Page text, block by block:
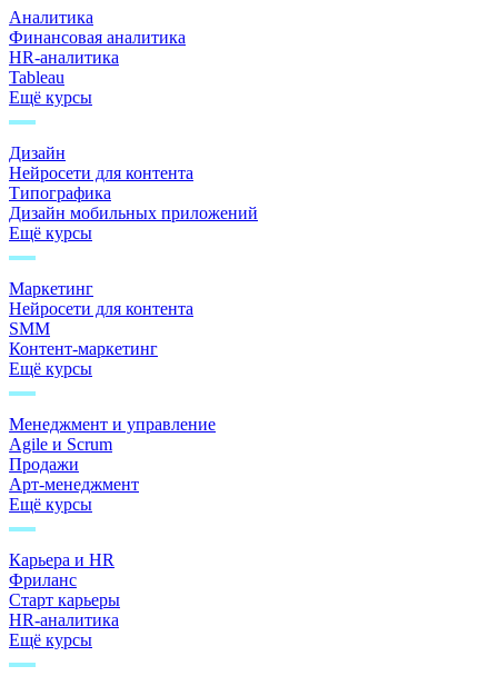
Аналитика
Финансовая аналитика
HR-аналитика
Tableau
Ещё курсы
Дизайн
Нейросети для контента
Типографика
Дизайн мобильных приложений
Ещё курсы
Маркетинг
Нейросети для контента
SMM
Контент-маркетинг
Ещё курсы
Менеджмент и управление
Agile и Scrum
Продажи
Арт-менеджмент
Ещё курсы
Карьера и HR
Фриланс
Старт карьеры
HR-аналитика
Ещё курсы